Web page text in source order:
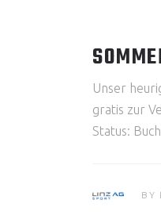
Unser
gratis zur
Status:
BY